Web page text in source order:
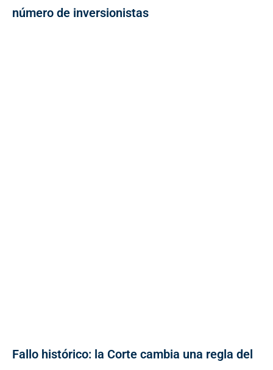
número de inversionistas
Fallo histórico: la Corte cambia una regla del